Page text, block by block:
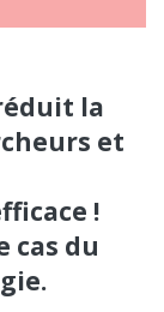
la
et
!
cas du